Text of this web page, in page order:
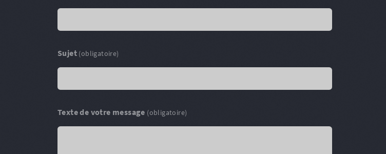
Sujet (obligatoire)
Texte de votre message (obligatoire)